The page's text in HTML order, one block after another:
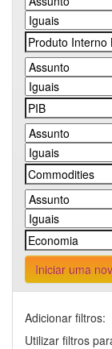
Iniciar uma
Adicionar filtros:
Utilizar filtros